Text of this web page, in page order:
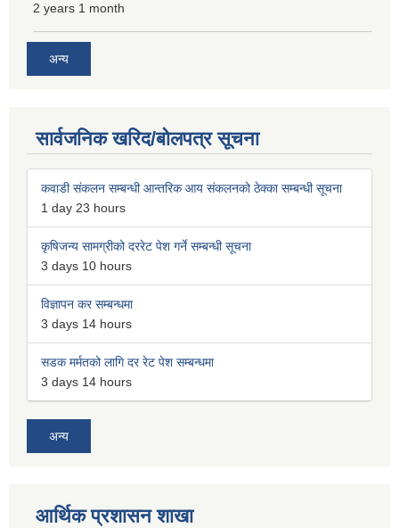
2 years 1 month
अन्य
सार्वजनिक खरिद/बोलपत्र सूचना
कवाडी संकलन सम्बन्धी आन्तरिक आय संकलनको ठेक्का सम्बन्धी सूचना
1 day 23 hours
कृषिजन्य सामग्रीको दररेट पेश गर्ने सम्बन्धी सूचना
3 days 10 hours
विज्ञापन कर सम्बन्धमा
3 days 14 hours
सडक मर्मतको लागि दर रेट पेश सम्बन्धमा
3 days 14 hours
अन्य
आर्थिक प्रशासन शाखा